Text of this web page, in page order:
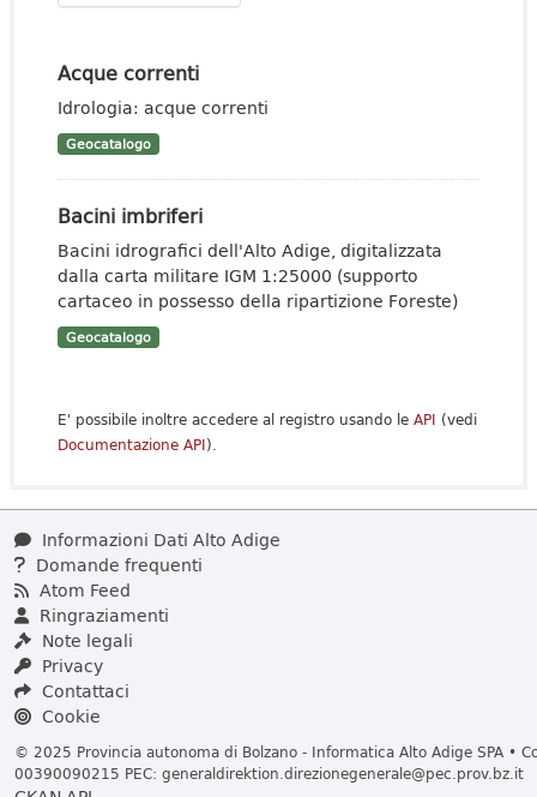
Acque correnti
Idrologia: acque correnti
Geocatalogo
Bacini imbriferi
Bacini idrografici dell'Alto Adige, digitalizzata
dalla carta militare IGM 1:25000 (supporto
cartaceo in possesso della ripartizione Foreste)
Geocatalogo
E' possibile inoltre accedere al registro usando le API (vedi
Documentazione API).
Informazioni Dati Alto Adige
Domande frequenti
Atom Feed
Ringraziamenti
Note legali
Privacy
Contattaci
Cookie
© 2025 Provincia autonoma di Bolzano - Informatica Alto Adige SPA •
00390090215 PEC: generaldirektion.direzionegenerale@pec.prov.bz.it